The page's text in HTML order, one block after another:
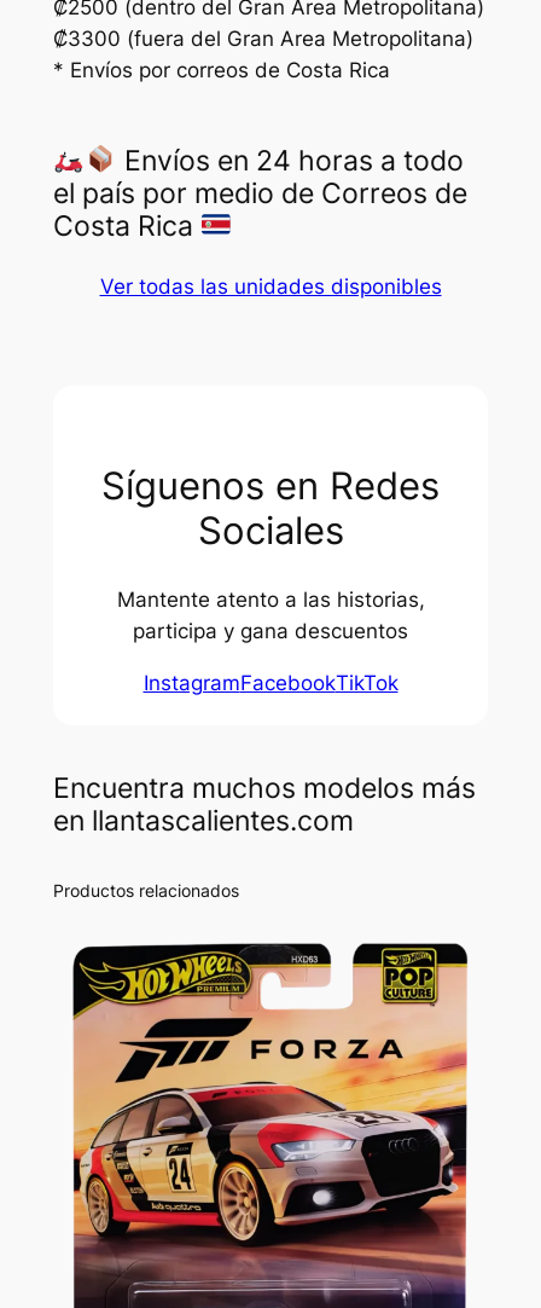
₡2500 (dentro del Gran Area Metropolitana)
₡3300 (fuera del Gran Area Metropolitana)
* Envíos por correos de Costa Rica
Envíos en 24 horas a todo
el país por medio de Correos de
Costa Rica
Ver todas las unidades disponibles
Síguenos en Redes
Sociales
Mantente atento a las historias,
participa y gana descuentos
InstagramFacebookTikTok
Encuentra muchos modelos más
en llantascalientes.com
Productos relacionados